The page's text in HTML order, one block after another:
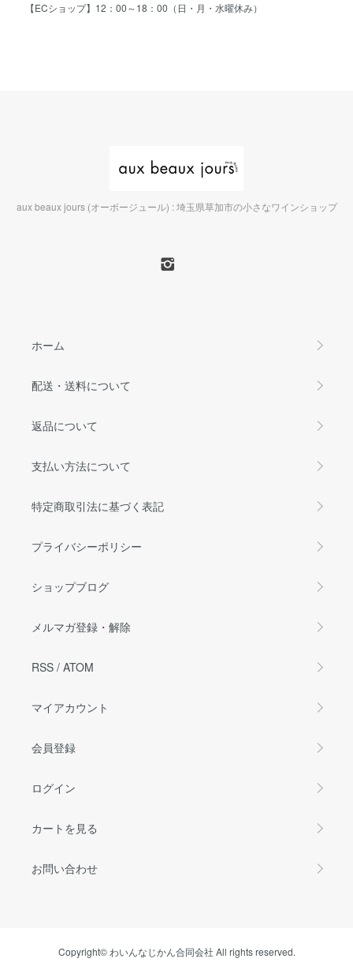
【ECショップ】12：00～18：00（日・月・水曜休み）
aux beaux jours (オーボージュール) : 埼玉県草加市の小さなワインショップ
ホーム
配送・送料について
返品について
支払い方法について
特定商取引法に基づく表記
プライバシーポリシー
ショップブログ
メルマガ登録・解除
RSS / ATOM
マイアカウント
会員登録
ログイン
カートを見る
お問い合わせ
Copyright© わいんなじかん合同会社 All rights reserved.